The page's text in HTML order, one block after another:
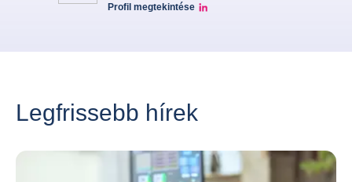
Profil megtekintése
Simon Lacoume linkedin
Legfrissebb hírek